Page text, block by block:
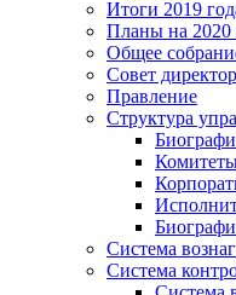
Итоги 2019
Планы на 2020
Общее
Совет
Правление
Структура
Система
Система